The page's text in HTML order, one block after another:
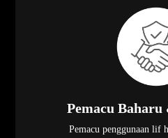
Pemacu
Pemacu penggunaan lif